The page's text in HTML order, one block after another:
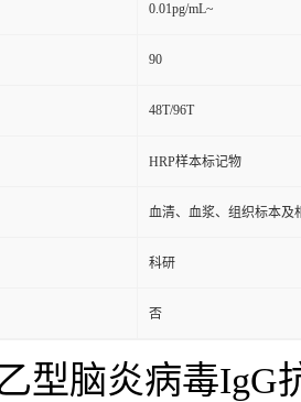
0.01pg/mL~
90
48T/96T
HRP样本标记物
血清、血浆、组织标本及
科研
否
型脑炎病毒IgG